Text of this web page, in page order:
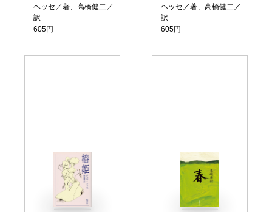
ヘッセ／著、高橋健二／
訳
605円
ヘッセ／著、高橋健二／
訳
605円